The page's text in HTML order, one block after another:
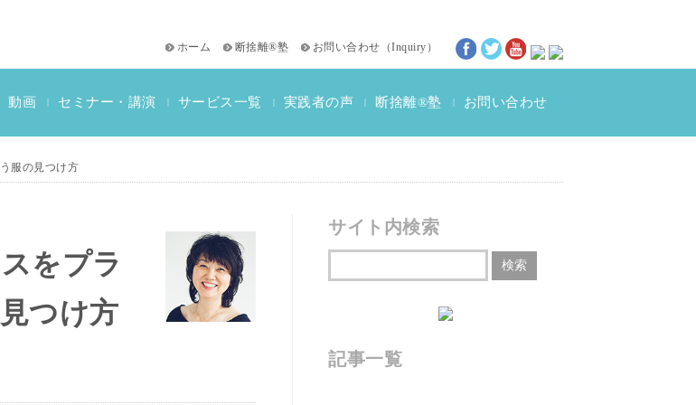
ホーム 断捨離®塾 お問い合わせ （Inquiry ）
動画 | セミナー・講演 | サービス一覧
おススメ書籍
教材一覧
断捨離検定情報
| 実践者の声
断捨離®体験談
動画インタビュー
| 断捨離®塾 | お問い合わせ
服の見つけ方
をプラ
つけ方
サイト内検索
記事一覧